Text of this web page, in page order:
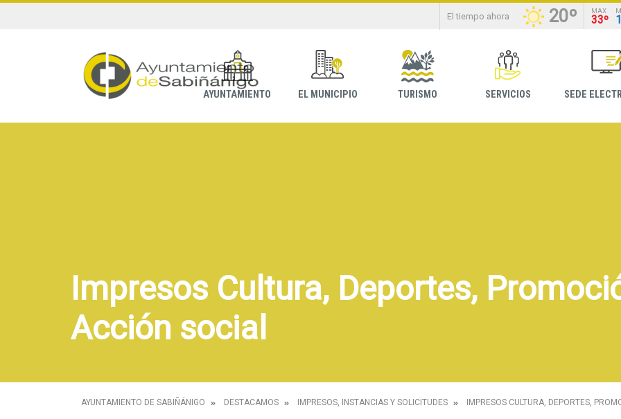
El tiempo ahora 20º MAX
33º
AYUNTAMIENTO EL MUNICIPIO TURISMO SERVICIOS SEDE
Impresos Cultura, Deportes,
Acción social
AYUNTAMIENTO DE SABIÑÁNIGO DESTACAMOS IMPRESOS, INSTANCIAS Y SOLICITUDES IMPRESOS CULTURA, DEPORTES,